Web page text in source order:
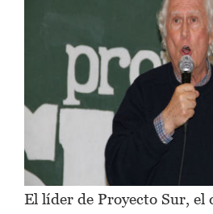
El líder de Proyecto Sur,